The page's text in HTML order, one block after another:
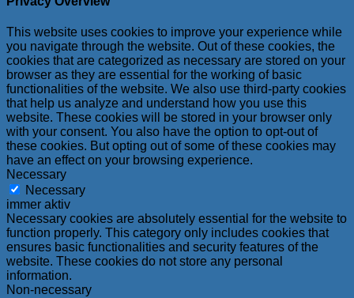
This website uses cookies to improve your experience while
you navigate through the website. Out of these cookies, the
cookies that are categorized as necessary are stored on your
browser as they are essential for the working of basic
functionalities of the website. We also use third-party cookies
that help us analyze and understand how you use this
website. These cookies will be stored in your browser only
with your consent. You also have the option to opt-out of
these cookies. But opting out of some of these cookies may
have an effect on your browsing experience.
Necessary
Necessary
immer aktiv
Necessary cookies are absolutely essential for the website to
function properly. This category only includes cookies that
ensures basic functionalities and security features of the
website. These cookies do not store any personal
information.
Non-necessary